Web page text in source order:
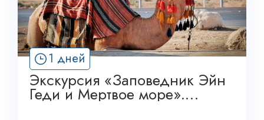
1 дней
Экскурсия «Заповедник Эйн
Геди и Мертвое море».
Атлантис Тревел